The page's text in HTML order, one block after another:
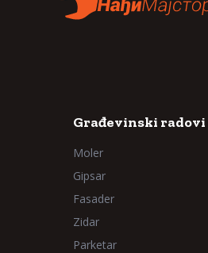
Građevinski radovi
Moler
Gipsar
Fasader
Zidar
Parketar